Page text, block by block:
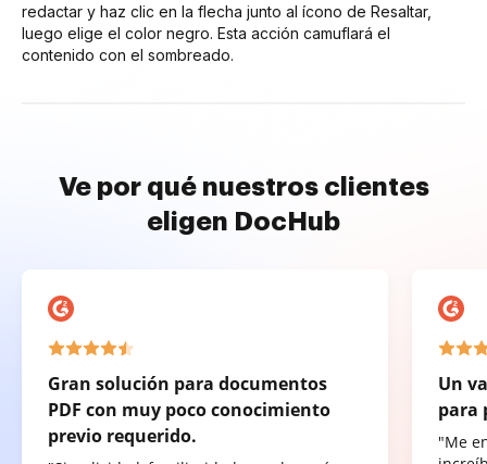
redactar y haz clic en la flecha junto al ícono de Resaltar,
luego elige el color negro. Esta acción camuflará el
contenido con el sombreado.
Ve por qué nuestros clientes
eligen DocHub
Gran solución para documentos
PDF con muy poco conocimiento
previo requerido.
Un
para
"Me